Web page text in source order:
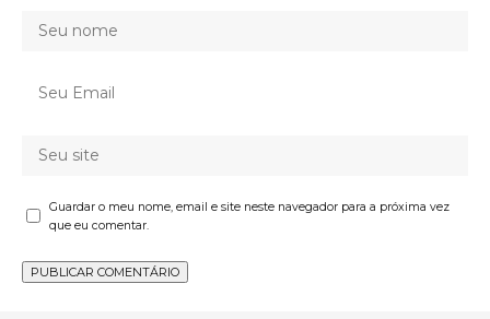
Guardar o meu nome, email e site neste navegador para a próxima vez
que eu comentar.